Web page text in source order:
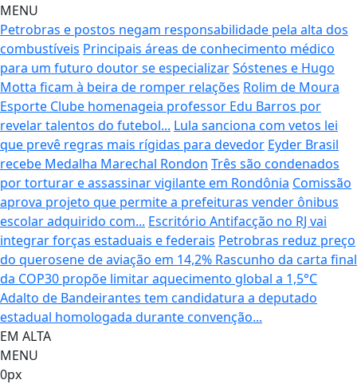
MENU
Petrobras e postos negam responsabilidade pela alta dos
combustíveis Principais áreas de conhecimento médico
para um futuro doutor se especializarSóstenes e Hugo
Motta ficam à beira de romper relações Rolim de Moura
Esporte Clube homenageia professor Edu Barros por
revelar talentos do futebol... Lula sanciona com vetos lei
que prevê regras mais rígidas para devedor Eyder Brasil
recebe Medalha Marechal Rondon Três são condenados
por torturar e assassinar vigilante em Rondônia Comissão
aprova projeto que permite a prefeituras vender ônibus
escolar adquirido com... Escritório Antifacção no RJ vai
integrar forças estaduais e federais Petrobras reduz preço
do querosene de aviação em 14,2% Rascunho da carta final
da COP30 propõe limitar aquecimento global a 1,5°C
Adalto de Bandeirantes tem candidatura a deputado
estadual homologada durante convenção...
EM ALTA
MENU
0px